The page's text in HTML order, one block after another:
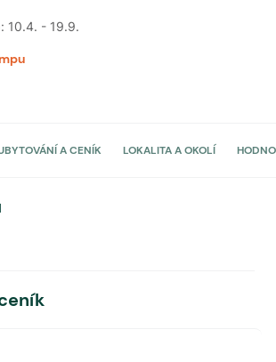
10.4. - 19.9.
A CENÍK LOKALITA A OKOLÍ